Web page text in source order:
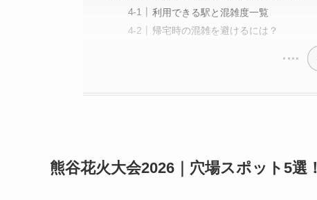
利用できる駅と混雑度一覧
帰宅時の混雑を避けるには？
熊谷花火大会2026｜穴場スポット5選！